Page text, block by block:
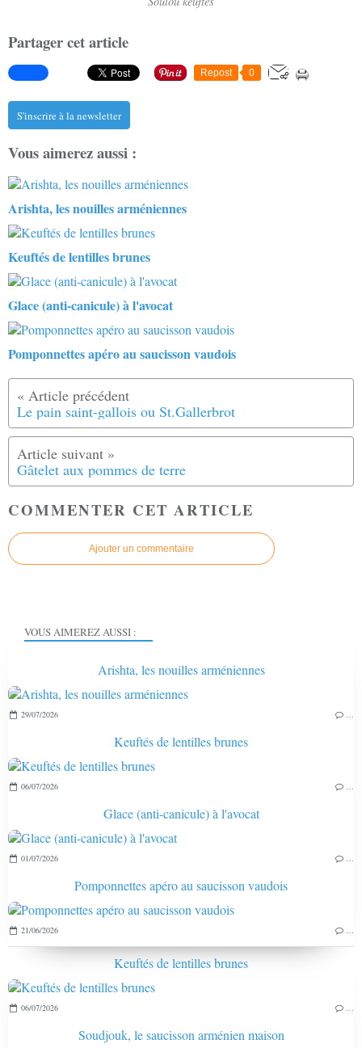
Partager cet article
Repost 0
S'inscrire à la newsletter
Vous aimerez aussi :
Arishta, les nouilles arméniennes
Keuftés de lentilles brunes
Glace (anti-canicule) à l'avocat
Pomponnettes apéro au saucisson vaudois
Le pain saint-gallois ou St.Gallerbrot
Gâtelet aux pommes de terre
COMMENTER CET ARTICLE
Ajouter un commentaire
VOUS AIMEREZ AUSSI :
Arishta, les nouilles arméniennes
29/07/2026 …
Keuftés de lentilles brunes
06/07/2026 …
Glace (anti-canicule) à l'avocat
01/07/2026 …
Pomponnettes apéro au saucisson vaudois
21/06/2026 …
Keuftés de lentilles brunes
06/07/2026 …
Soudjouk, le saucisson arménien maison